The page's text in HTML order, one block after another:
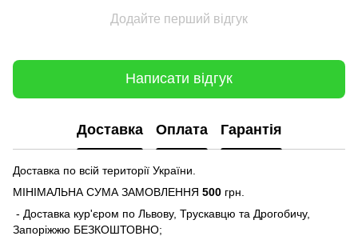
Додайте перший відгук
Написати відгук
Доставка Оплата Гарантія
Доставка по всій території України.
МІНІМАЛЬНА СУМА ЗАМОВЛЕННЯ 500 грн.
- Доставка кур'єром по Львову, Трускавцю та Дрогобичу,
Запоріжжю БЕЗКОШТОВНО;